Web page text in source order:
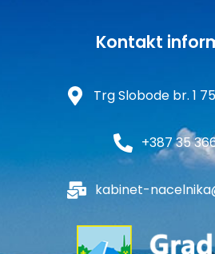
Kontakt
Trg Slobode br. 1
+387 35
kabinet-